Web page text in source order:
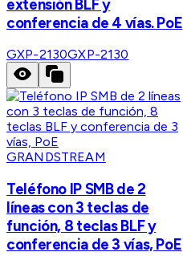
extensión BLF y
conferencia de 4 vías. PoE
GXP-2130GXP-2130
GRANDSTREAM
Teléfono IP SMB de 2
líneas con 3 teclas de
función, 8 teclas BLF y
conferencia de 3 vías, PoE